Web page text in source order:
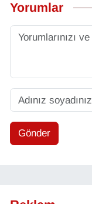
Yorumlar
Gönder